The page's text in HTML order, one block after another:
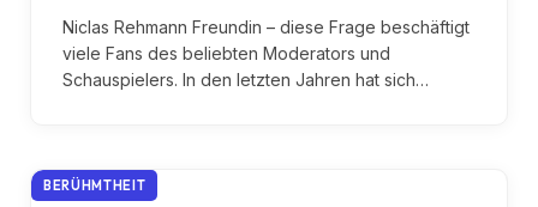
Niclas Rehmann Freundin – diese Frage beschäftigt
viele Fans des beliebten Moderators und
Schauspielers. In den letzten Jahren hat sich…
BERÜHMTHEIT